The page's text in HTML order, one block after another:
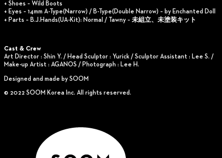
+ Shoes – Wild Boots
+ Eyes – 14mm A-Type(Narrow) / B-Type(Double Narrow) – by Enchanted Doll
+ Parts – B.J.Hands(UA-Kit): Normal / Tawny – 未組立、未塗装キット
Cast & Crew
Art Director : Shin Y. / Head Sculptor : Yurick / Sculptor Assistant : Lee S. /
Make-up Artist : AGANOS / Photograph : Lee H.
Designed and made by SOOM
© 2022 SOOM Korea Inc. All rights reserved.